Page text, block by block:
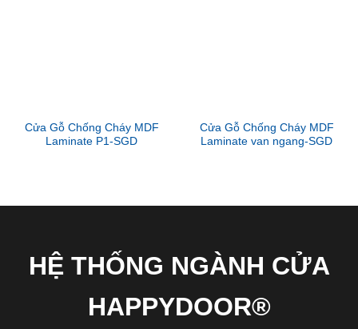
Cửa Gỗ Chống Cháy MDF
Laminate P1-SGD
Cửa Gỗ Chống Cháy MDF
Laminate van ngang-SGD
HỆ THỐNG NGÀNH CỬA
HAPPYDOOR®